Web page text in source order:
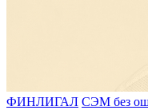
ФИНЛИГАЛ СЭМ без